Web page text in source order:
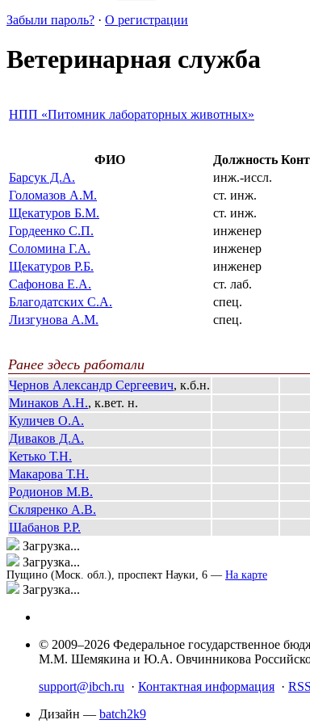
Забыли пароль? · О регистрации
Ветеринарная служба
НПП «Питомник лабораторных животных»
ФИО Должность
Барсук Д.А.
инж.-иссл.
Голомазов А.М.
ст. инж.
Щекатуров Б.М.
ст. инж.
Гордеенко С.П.
инженер
Соломина Г.А.
инженер
Щекатуров Р.Б.
инженер
Сафонова Е.А.
ст. лаб.
Благодатских С.А.
спец.
Лизгунова А.М.
спец.
Ранее здесь работали
Чернов Александр Сергеевич, к.б.н.
Минаков А.Н., к.вет. н.
Куличев О.А.
Диваков Д.А.
Кетько Т.Н.
Макарова Т.Н.
Родионов М.В.
Скляренко А.В.
Шабанов Р.Р.
Загрузка...
Загрузка...
Пущино (Моск. обл.), проспект Науки, 6 — На карте
Загрузка...
© 2009–2026 Федеральное государственное
М.М. Шемякина и Ю.А. Овчинникова
support@ibch.ru · Контактная информация · RSS
Дизайн — batch2k9